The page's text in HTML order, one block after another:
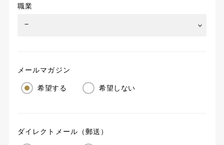
職業
メールマガジン
希望する 希望しない
ダイレクトメール（郵送）